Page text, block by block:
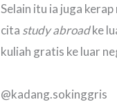
Selain itu ia juga
cita study abroadke
kuliah gratis ke luar
@kadang.sokinggris